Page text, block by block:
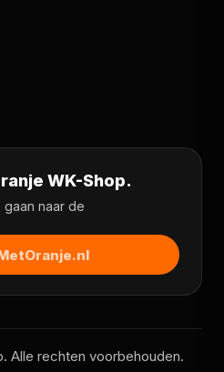
WK-Shop.
gaan naar de
Alle rechten voorbehouden.